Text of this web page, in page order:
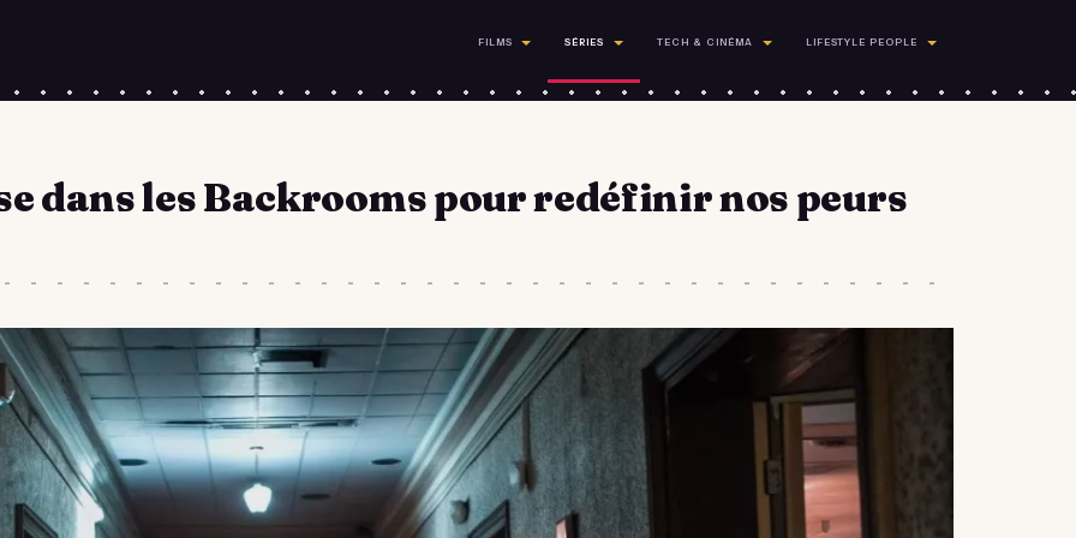
FILMS SÉRIES TECH & CINÉMA LIFESTYLE PEOPLE
dans les Backrooms pour redéfinir nos peurs